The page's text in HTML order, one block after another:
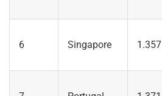
6 Singapore 1.357